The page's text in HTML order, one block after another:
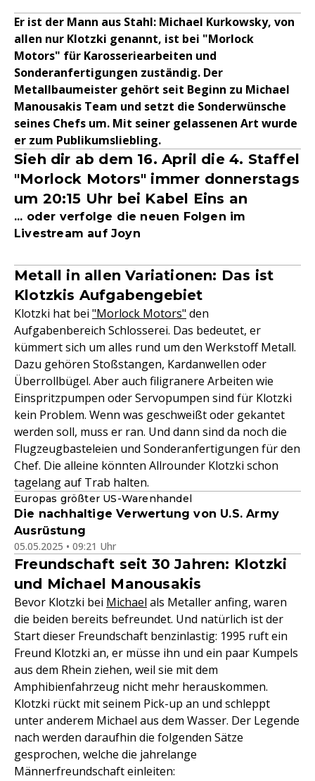
Er ist der Mann aus Stahl: Michael Kurkowsky, von
allen nur Klotzki genannt, ist bei "Morlock
Motors" für Karosseriearbeiten und
Sonderanfertigungen zuständig. Der
Metallbaumeister gehört seit Beginn zu Michael
Manousakis Team und setzt die Sonderwünsche
seines Chefs um. Mit seiner gelassenen Art wurde
er zum Publikumsliebling.
Sieh dir ab dem 16. April die 4. Staffel
"Morlock Motors" immer donnerstags
um 20:15 Uhr bei Kabel Eins an
... oder verfolge die neuen Folgen im
Livestream auf Joyn
Metall in allen Variationen: Das ist
Klotzkis Aufgabengebiet
Klotzki hat bei "Morlock Motors" den
Aufgabenbereich Schlosserei. Das bedeutet, er
kümmert sich um alles rund um den Werkstoff Metall.
Dazu gehören Stoßstangen, Kardanwellen oder
Überrollbügel. Aber auch filigranere Arbeiten wie
Einspritzpumpen oder Servopumpen sind für Klotzki
kein Problem. Wenn was geschweißt oder gekantet
werden soll, muss er ran. Und dann sind da noch die
Flugzeugbasteleien und Sonderanfertigungen für den
Chef. Die alleine könnten Allrounder Klotzki schon
tagelang auf Trab halten.
Europas größter US-Warenhandel
Die nachhaltige Verwertung von U.S. Army
Ausrüstung
05.05.2025 • 09:21 Uhr
Freundschaft seit 30 Jahren: Klotzki
und Michael Manousakis
Bevor Klotzki bei Michael als Metaller anfing, waren
die beiden bereits befreundet. Und natürlich ist der
Start dieser Freundschaft benzinlastig: 1995 ruft ein
Freund Klotzki an, er müsse ihn und ein paar Kumpels
aus dem Rhein ziehen, weil sie mit dem
Amphibienfahrzeug nicht mehr herauskommen.
Klotzki rückt mit seinem Pick-up an und schleppt
unter anderem Michael aus dem Wasser. Der Legende
nach werden daraufhin die folgenden Sätze
gesprochen, welche die jahrelange
Männerfreundschaft einleiten: